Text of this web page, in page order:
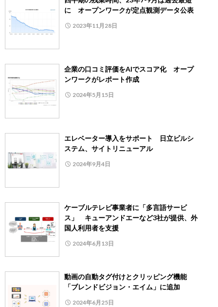
に オープンワークが定点観測データ公表
2023年11月28日
企業の口コミ評価をAIでスコア化 オープ
ンワークがレポート作成
2024年5月15日
エレベーター導入をサポート 日立ビルシ
ステム、サイトリニューアル
2024年9月4日
ケーブルテレビ事業者に「多言語サービ
ス」 キューアンドエーなど3社が提供、外
国人利用者を支援
2024年6月13日
動画の自動タグ付けとクリッピング機能
「ブレンドビジョン・エイム」に追加
2024年6月25日